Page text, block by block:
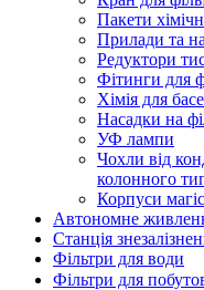
Пакети
Прилади та
Редуктори
Фітинги для
Хімія для
Насадки на
УФ лампи
Чохли від
колонного
Корпуси
Автономне
Станція
Фільтри для води
Фільтри для